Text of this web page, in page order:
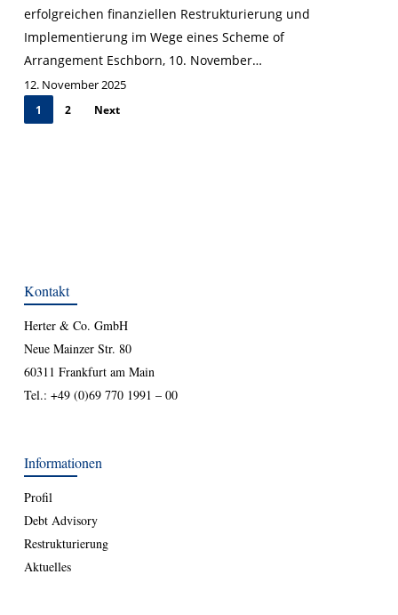
erfolgreichen finanziellen Restrukturierung und
Implementierung im Wege eines Scheme of
Arrangement Eschborn, 10. November…
12. November 2025
1 2 Next
Kontakt
Herter & Co. GmbH
Neue Mainzer Str. 80
60311 Frankfurt am Main
Tel.: +49 (0)69 770 1991 – 00
Informationen
Profil
Debt Advisory
Restrukturierung
Aktuelles